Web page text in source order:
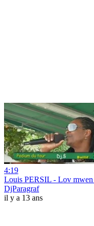
4:19
Louis PERSIL - Lov
DjParagraf
il y a 13 ans